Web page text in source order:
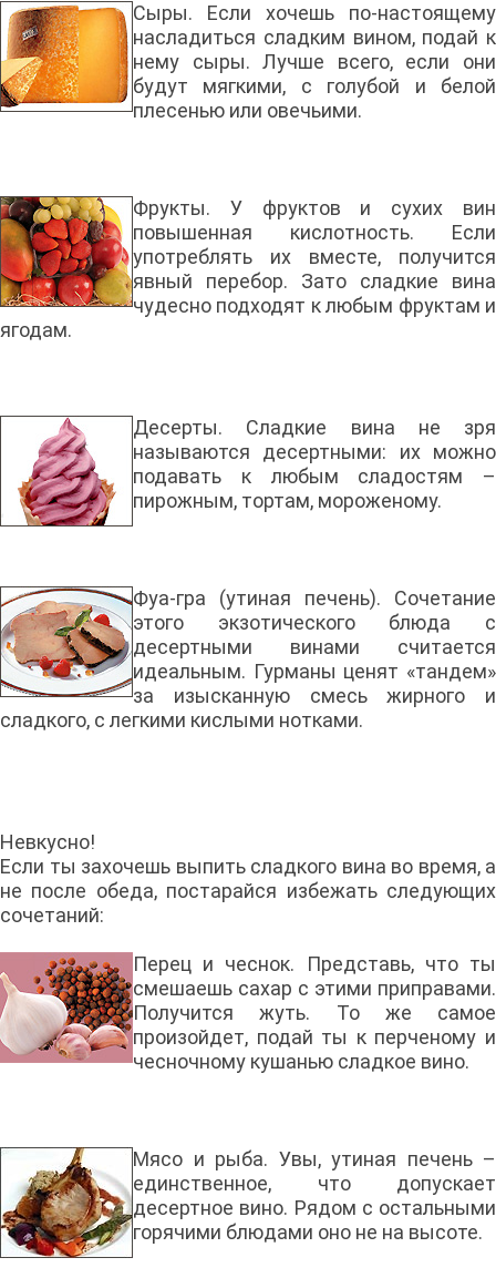
Сыры. Если хочешь по-настоящему
насладиться сладким вином, подай к
нему сыры. Лучше всего, если они
будут мягкими, с голубой и белой
плесенью или овечьими.
Фрукты. У фруктов и сухих вин
повышенная кислотность. Если
употреблять их вместе, получится
явный перебор. Зато сладкие вина
чудесно подходят к любым фруктам и
ягодам.
Десерты. Сладкие вина не зря
называются десертными: их можно
подавать к любым сладостям –
пирожным, тортам, мороженому.
Фуа-гра (утиная печень). Сочетание
этого экзотического блюда с
десертными винами считается
идеальным. Гурманы ценят «тандем»
за изысканную смесь жирного и
сладкого, с легкими кислыми нотками.
Невкусно!
Если ты захочешь выпить сладкого вина во время, а
не после обеда, постарайся избежать следующих
сочетаний:
Перец и чеснок. Представь, что ты
смешаешь сахар с этими приправами.
Получится жуть. То же самое
произойдет, подай ты к перченому и
чесночному кушанью сладкое вино.
Мясо и рыба. Увы, утиная печень –
единственное, что допускает
десертное вино. Рядом с остальными
горячими блюдами оно не на высоте.